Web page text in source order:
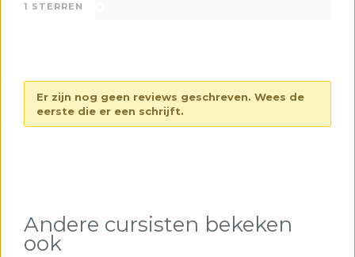
1 STERREN
Er zijn nog geen reviews geschreven. Wees de
eerste die er een schrijft.
Andere cursisten bekeken
ook